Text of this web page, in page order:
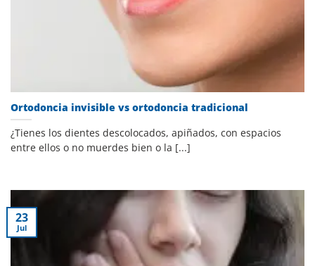
Ortodoncia invisible vs ortodoncia tradicional
¿Tienes los dientes descolocados, apiñados, con espacios
entre ellos o no muerdes bien o la [...]
23
Jul